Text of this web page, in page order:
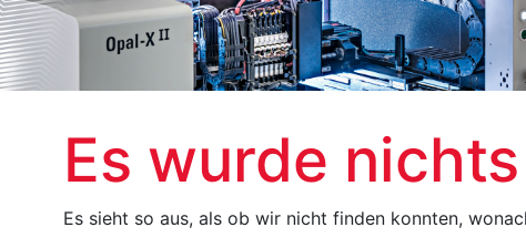
Es wurde
Es sieht so aus, als ob wir nicht finden konnten,